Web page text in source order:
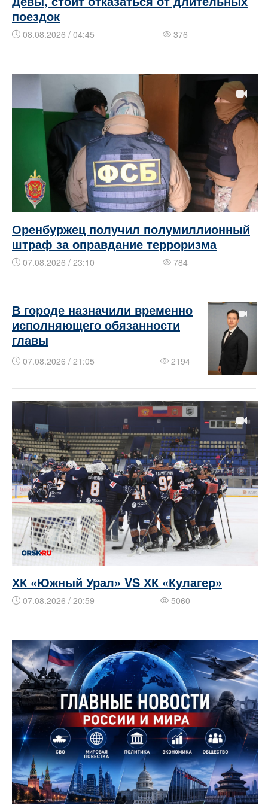
поездок
08.08.2026 / 04:45 376
Оренбуржец получил полумиллионный
штраф за оправдание терроризма
07.08.2026 / 23:10 784
В городе назначили временно
исполняющего обязанности
главы
07.08.2026 / 21:05 2194
ХК «Южный Урал» VS ХК «Кулагер»
07.08.2026 / 20:59 5060